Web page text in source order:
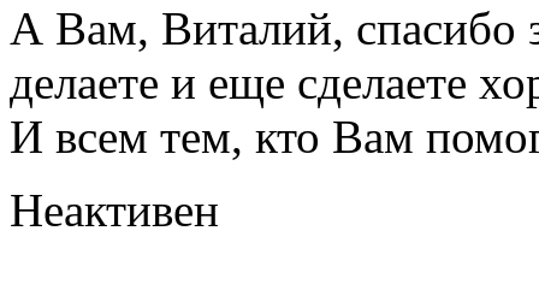
А Вам, Виталий, спасибо
делаете и еще сделаете
И всем тем, кто Вам
Неактивен